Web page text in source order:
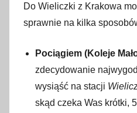
Do Wieliczki z Krakowa
sprawnie na kilka
Pociągiem (Koleje
zdecydowanie
wysiąść na stacji
skąd czeka Was krótki,